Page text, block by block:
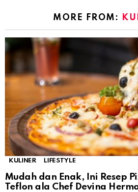
MORE FROM:
KULINER LIFESTYLE
Mudah dan Enak, Ini Resep
Teflon ala Chef Devina